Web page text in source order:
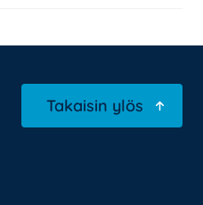
Takaisin ylös